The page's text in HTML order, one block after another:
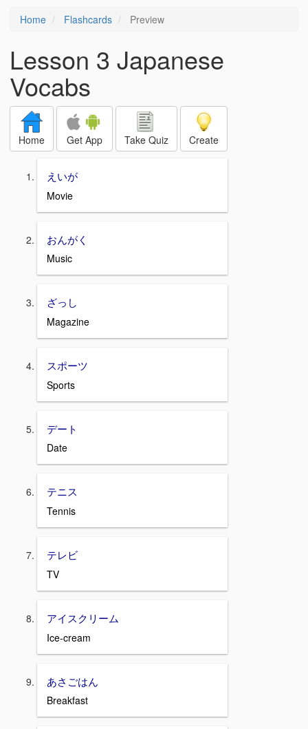
Home Flashcards Preview
Lesson 3 Japanese
Vocabs
Home Get App Take Quiz Create
えいが
Movie
おんがく
Music
ざっし
Magazine
スポーツ
Sports
デート
Date
テニス
Tennis
テレビ
TV
アイスクリーム
Ice-cream
あさごはん
Breakfast